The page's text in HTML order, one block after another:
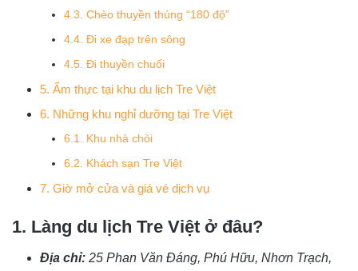
4.3. Chèo thuyền thúng “180 độ”
4.4. Đi xe đạp trên sông
4.5. Đi thuyền chuối
5. Ẩm thực tại khu du lịch Tre Việt
6. Những khu nghỉ dưỡng tại Tre Việt
6.1. Khu nhà chòi
6.2. Khách sạn Tre Việt
7. Giờ mở cửa và giá vé dịch vụ
1. Làng du lịch Tre Việt ở đâu?
Địa chỉ: 25 Phan Văn Đáng, Phú Hữu, Nhơn Trạch,